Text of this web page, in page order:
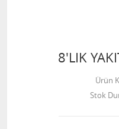
8'LIK
Ürün
Stok